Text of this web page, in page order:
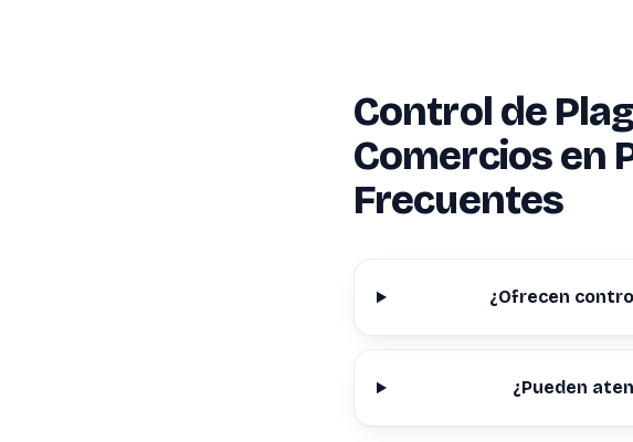
Control de
Comercios en
Frecuentes
¿Ofrecen
¿Pueden